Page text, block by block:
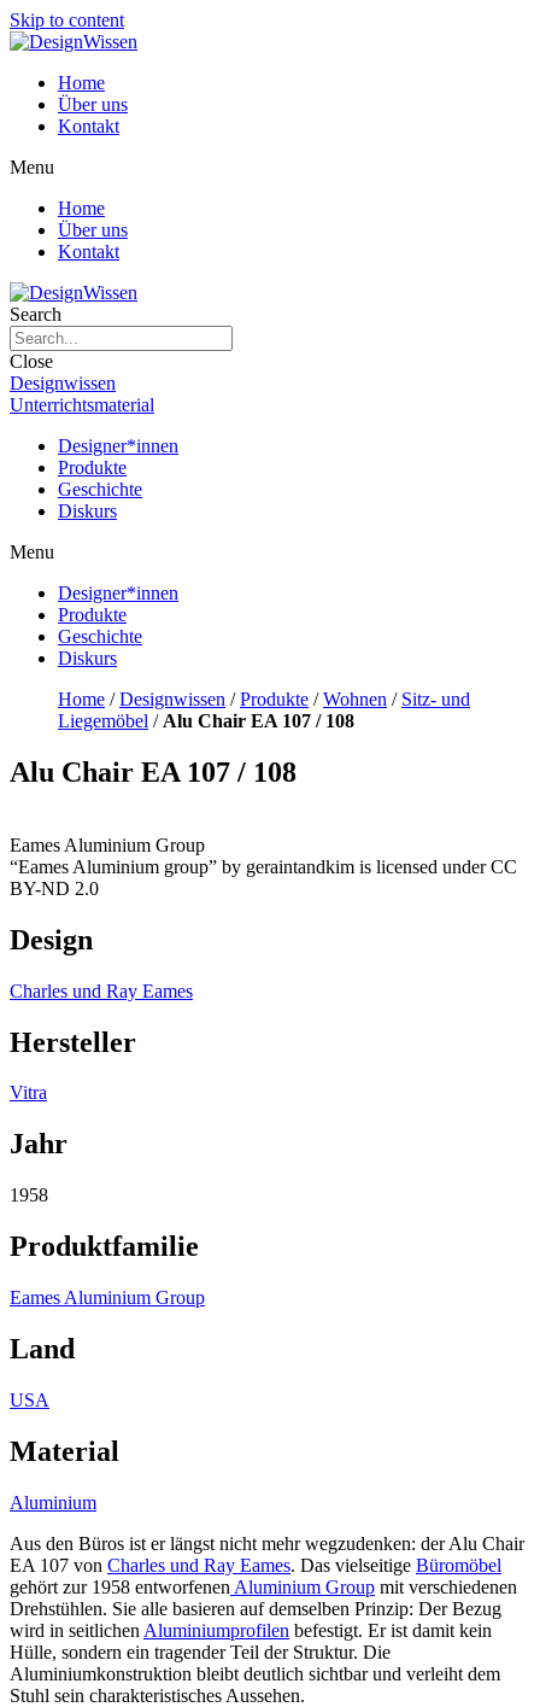
Skip to content
Home
Über uns
Kontakt
Menu
Home
Über uns
Kontakt
Search
Close
Designwissen
Unterrichtsmaterial
Designer*innen
Produkte
Geschichte
Diskurs
Menu
Designer*innen
Produkte
Geschichte
Diskurs
Home /Designwissen /Produkte /Wohnen / Sitz- und
Liegemöbel / Alu Chair EA 107 / 108
Alu Chair EA 107 / 108
Eames Aluminium Group
“Eames Aluminium group” by geraintandkim is licensed under CC
BY-ND 2.0
Design
Charles und Ray Eames
Hersteller
Vitra
Jahr
1958
Produktfamilie
Eames Aluminium Group
Land
USA
Material
Aluminium
Aus den Büros ist er längst nicht mehr wegzudenken: der Alu Chair
EA 107 von Charles und Ray Eames. Das vielseitige Büromöbel
gehört zur 1958 entworfenen Aluminium Group mit verschiedenen
Drehstühlen. Sie alle basieren auf demselben Prinzip: Der Bezug
wird in seitlichen Aluminiumprofilen befestigt. Er ist damit kein
Hülle, sondern ein tragender Teil der Struktur. Die
Aluminiumkonstruktion bleibt deutlich sichtbar und verleiht dem
Stuhl sein charakteristisches Aussehen.